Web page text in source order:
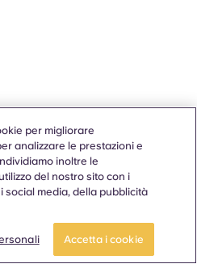
per migliorare
analizzare le prestazioni e
inoltre le
del nostro sito con i
social media, della pubblicità
Accetta i cookie